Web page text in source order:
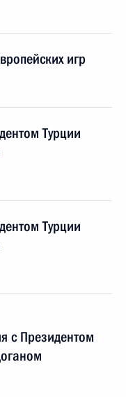
игр
Турции
Турции
с Президентом